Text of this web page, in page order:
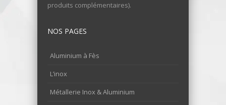
produits complémentaires).
NOS PAGES
Aluminium à Fès
L’inox
Métallerie Inox & Aluminium